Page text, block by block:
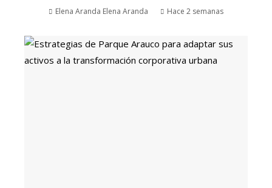
Elena Aranda Elena Aranda Hace 2 semanas